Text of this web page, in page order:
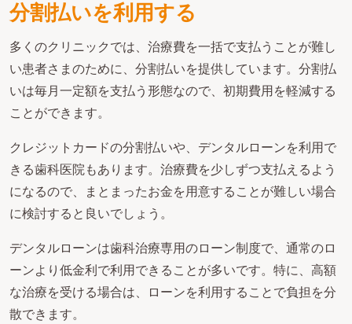
分割払いを利用する
多くのクリニックでは、治療費を一括で支払うことが難し
い患者さまのために、分割払いを提供しています。分割払
いは毎月一定額を支払う形態なので、初期費用を軽減する
ことができます。
クレジットカードの分割払いや、デンタルローンを利用で
きる歯科医院もあります。治療費を少しずつ支払えるよう
になるので、まとまったお金を用意することが難しい場合
に検討すると良いでしょう。
デンタルローンは歯科治療専用のローン制度で、通常のロ
ーンより低金利で利用できることが多いです。特に、高額
な治療を受ける場合は、ローンを利用することで負担を分
散できます。